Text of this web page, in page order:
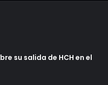
su salida de HCH en el